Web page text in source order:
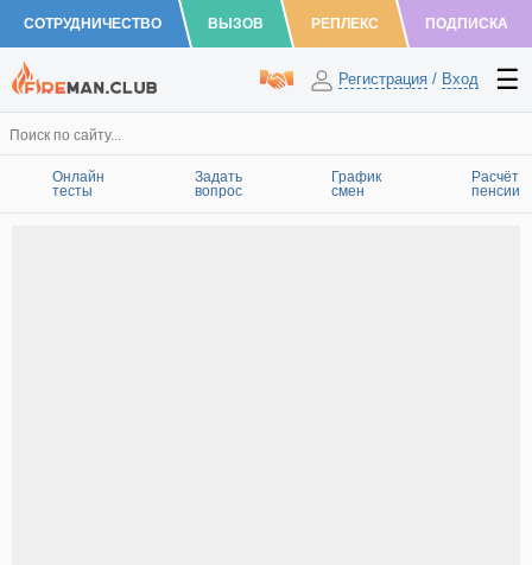
СОТРУДНИЧЕСТВО ВЫЗОВ РЕПЛЕКС ПОДПИСКА
Регистрация / Вход
Онлайн
тесты
Задать
вопрос
График
смен
Расчёт
пенсии